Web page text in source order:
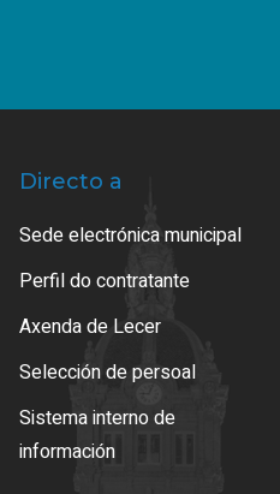
Directo a
Sede electrónica municipal
Perfil do contratante
Axenda de Lecer
Selección de persoal
Sistema interno de
información